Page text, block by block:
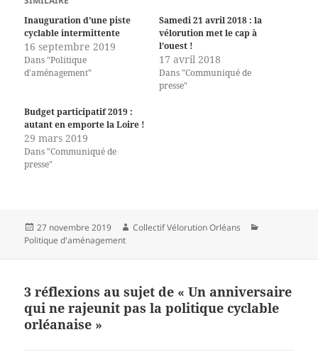
Inauguration d’une piste
cyclable intermittente
16 septembre 2019
Dans "Politique
d'aménagement"
Samedi 21 avril 2018 : la
vélorution met le cap à
l’ouest !
17 avril 2018
Dans "Communiqué de
presse"
Budget participatif 2019 :
autant en emporte la Loire !
29 mars 2019
Dans "Communiqué de
presse"
Publié
le
27 novembre 2019 Auteur
Collectif Vélorution Orléans
Politique d'aménagement
3 réflexions au sujet de « Un anniversaire
qui ne rajeunit pas la politique cyclable
orléanaise »